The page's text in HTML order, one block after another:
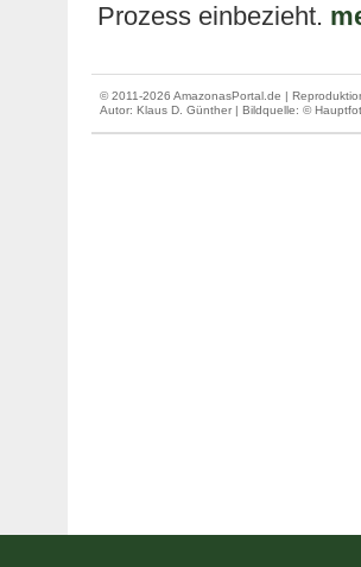
Prozess einbezieht.
© 2011-2026 AmazonasPortal.de |
Autor: Klaus D. Günther | Bildquelle: ©